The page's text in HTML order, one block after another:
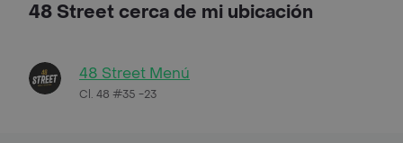
48 Street cerca de mi ubicación
48 Street Menú
Cl. 48 #35 -23